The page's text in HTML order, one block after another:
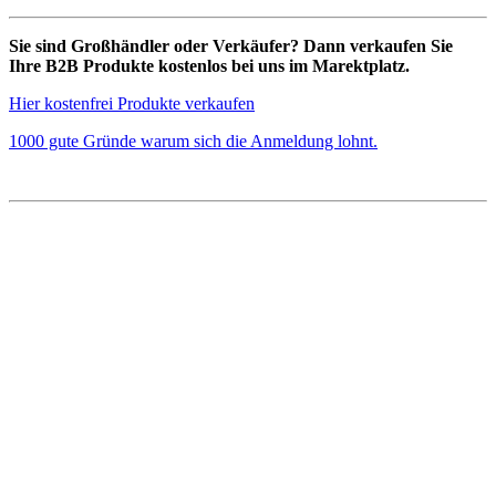
Sie sind Großhändler oder Verkäufer? Dann verkaufen Sie
Ihre B2B Produkte kostenlos bei uns im Marektplatz.
Hier kostenfrei Produkte verkaufen
1000 gute Gründe warum sich die Anmeldung lohnt.